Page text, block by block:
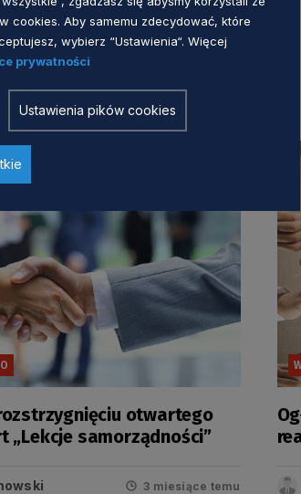
również
otwartego
„Lekcje samorządności”
3 miesiące temu
cookies. Aby samemu zdecydować, które
wybierz “Ustawienia“. Więcej
prywatności
Ustawienia pików cookies